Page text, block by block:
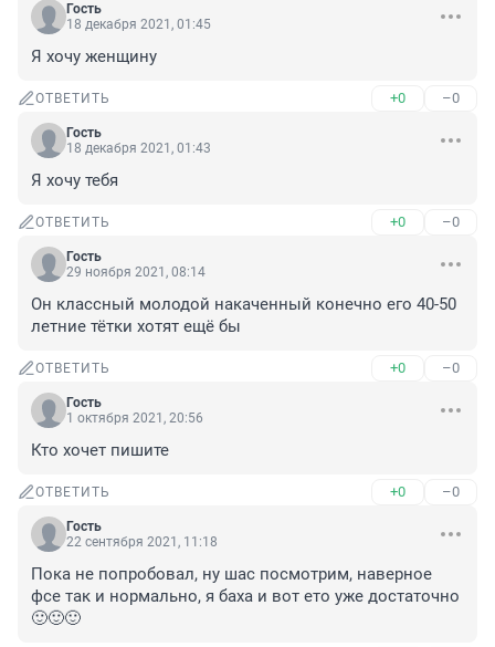
Гость
18 декабря 2021, 01:45
Я хочу женщину
ОТВЕТИТЬ +0 –0
Гость
18 декабря 2021, 01:43
Я хочу тебя
ОТВЕТИТЬ +0 –0
Гость
29 ноября 2021, 08:14
Он классный молодой накаченный конечно его 40-50
летние тётки хотят ещё бы
ОТВЕТИТЬ +0 –0
Гость
1 октября 2021, 20:56
Кто хочет пишите
ОТВЕТИТЬ +0 –0
Гость
22 сентября 2021, 11:18
Пока не попробовал, ну шас посмотрим, наверное
фсе так и нормально, я баха и вот ето уже достаточно
🙂🙂🙂